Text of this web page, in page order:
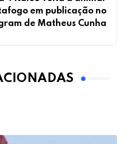
em publicação no
de Matheus Cunha